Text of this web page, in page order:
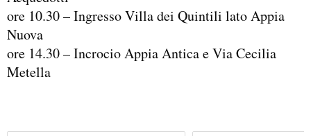
ore 10.30 – Ingresso Villa dei Quintili lato Appia
Nuova
ore 14.30 – Incrocio Appia Antica e Via Cecilia
Metella